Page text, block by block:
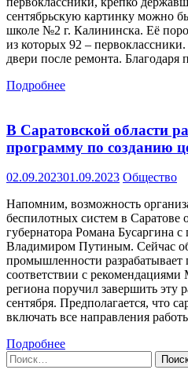
сентябрьскую картинку можно
школе №2 г. Калининска. Её
из которых 92 –
двери после ремонта. Благодаря
Подробнее
В Саратовской области
программу по созданию
02.09.202301.09.2023 Общество
Напомним, возможность
беспилотных систем в Саратове
губернатора Романа Бусаргина
Владимиром Путиным. Сейчас
промышленности
соответствии с
региона поручил завершить эту
сентября. Предполагается, что
включать все направления
Подробнее
Найти: